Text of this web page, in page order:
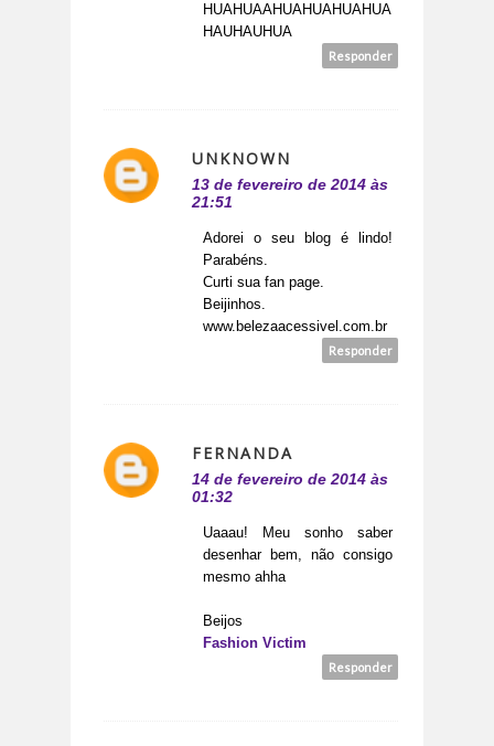
HUAHUAAHUAHUAHUAHUA
HAUHAUHUA
Responder
UNKNOWN
13 de fevereiro de 2014 às
21:51
Adorei o seu blog é lindo!
Parabéns.
Curti sua fan page.
Beijinhos.
www.belezaacessivel.com.br
Responder
FERNANDA
14 de fevereiro de 2014 às
01:32
Uaaau! Meu sonho saber
desenhar bem, não consigo
mesmo ahha
Beijos
Fashion Victim
Responder